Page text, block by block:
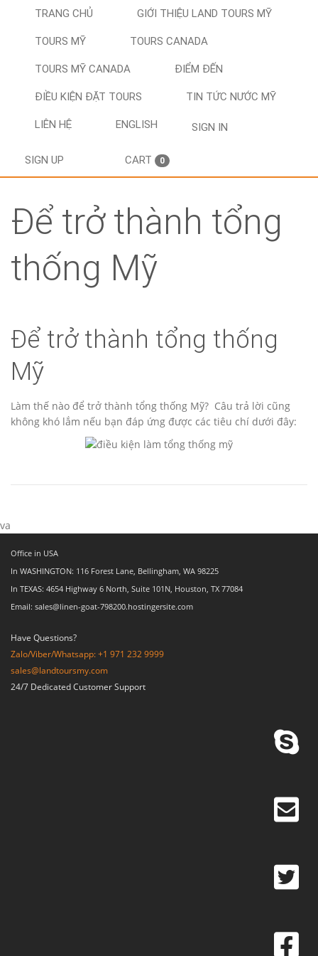
TRANG CHỦ GIỚI THIỆU LAND TOURS MỸ
TOURS MỸ TOURS CANADA
TOURS MỸ CANADA ĐIỂM ĐẾN
ĐIỀU KIỆN ĐẶT TOURS TIN TỨC NƯỚC MỸ
LIÊN HỆ ENGLISH SIGN IN
SIGN UP CART 0
Để trở thành tổng
thống Mỹ
Để trở thành tổng thống
Mỹ
Làm thế nào để trở thành tổng thống Mỹ? Câu trả lời cũng
không khó lắm nếu bạn đáp ứng được các tiêu chí dưới đây:
va
Office in USA
In WASHINGTON: 116 Forest Lane, Bellingham, WA 98225
In TEXAS: 4654 Highway 6 North, Suite 101N, Houston, TX 77084
Email: sales@linen-goat-798200.hostingersite.com
Have Questions?
Zalo/Viber/Whatsapp: +1 971 232 9999
sales@landtoursmy.com
24/7 Dedicated Customer Support